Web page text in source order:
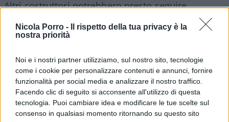
Nicola Porro -
Il rispetto della tua privacy è la
nostra priorità
Noi e i nostri partner utilizziamo, sul nostro sito, tecnologie
come i cookie per personalizzare contenuti e annunci, fornire
funzionalità per social media e analizzare il nostro traffico.
Facendo clic di seguito si acconsente all'utilizzo di questa
tecnologia. Puoi cambiare idea e modificare le tue scelte sul
consenso in qualsiasi momento ritornando su questo sito
Altri costruttori potrebbero presto seguire
l’esempio di Alfa Romeo Tonale, per dare un taglio
(o inizialmente un’alternativa) alle carte e alle
decisivo nell’attestare e quindi nel garantire l’uso
dell’auto in fase di vendita e non solo, portare
trasparenza ed efficienza in un mercato
automobilistico che spesso fa affidamento su
terze parti per tenere traccia dei record delle auto.